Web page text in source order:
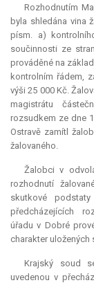
Rozhodnutím
byla shledána vina
písm. a)
součinnosti ze
prováděné na
kontrolním řádem,
výši 25 000 Kč.
magistrátu
rozsudkem ze dne
Ostravě zamítl
žalovaného.
Žalobci v
rozhodnutí
skutkové
předcházejících
úřadu v Dobré
charakter uložených
Krajský soud
uvedenou v